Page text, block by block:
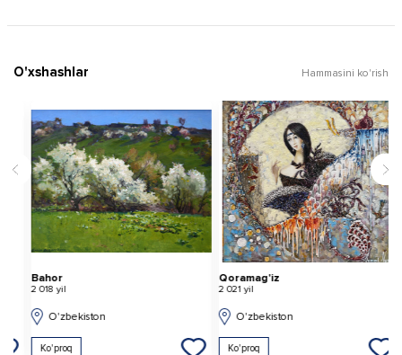
O'xshashlar Hammasini ko'rish
Bahor
2 018 yil
O'zbekiston
Ko'proq
Qoramag'iz
2 021 yil
O'zbekiston
Ko'proq